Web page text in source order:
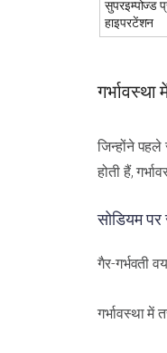
सुपरइम्पोज्ड
हाइपरटेंशन
जिन्होंने
होती हैं,
सोडियम पर
गैर-गर्भवती
गर्भावस्था में